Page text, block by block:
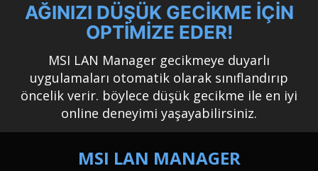
AĞINIZI DÜŞÜK GECİKME İÇİN
OPTİMİZE EDER!
MSI LAN Manager gecikmeye duyarlı
uygulamaları otomatik olarak sınıflandırıp
öncelik verir. böylece düşük gecikme ile en iyi
online deneyimi yaşayabilirsiniz.
MSI LAN MANAGER